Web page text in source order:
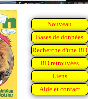
Nouveau
Bases de données
Recherche d'une BD
BD retrouvées
Liens
Aide et contact